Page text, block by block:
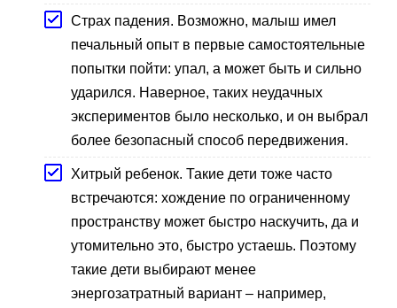
Страх падения. Возможно, малыш имел
печальный опыт в первые самостоятельные
попытки пойти: упал, а может быть и сильно
ударился. Наверное, таких неудачных
экспериментов было несколько, и он выбрал
более безопасный способ передвижения.
Хитрый ребенок. Такие дети тоже часто
встречаются: хождение по ограниченному
пространству может быстро наскучить, да и
утомительно это, быстро устаешь. Поэтому
такие дети выбирают менее
энергозатратный вариант – например,